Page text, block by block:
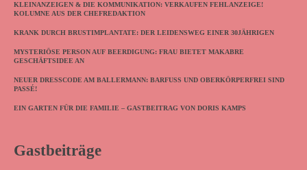
KLEINANZEIGEN & DIE KOMMUNIKATION: VERKAUFEN FEHLANZEIGE!
KOLUMNE AUS DER CHEFREDAKTION
KRANK DURCH BRUSTIMPLANTATE: DER LEIDENSWEG EINER 30JÄHRIGEN
MYSTERIÖSE PERSON AUF BEERDIGUNG: FRAU BIETET MAKABRE
GESCHÄFTSIDEE AN
NEUER DRESSCODE AM BALLERMANN: BARFUSS UND OBERKÖRPERFREI SIND P
ASSÉ!
EIN GARTEN FÜR DIE FAMILIE – GASTBEITRAG VON DORIS KAMPS
Gastbeiträge